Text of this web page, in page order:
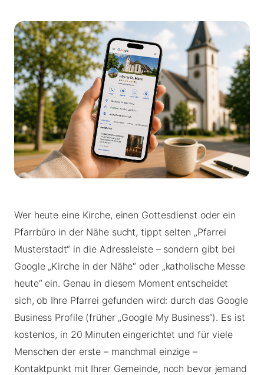
Wer heute eine Kirche, einen Gottesdienst oder ein
Pfarrbüro in der Nähe sucht, tippt selten „Pfarrei
Musterstadt“ in die Adressleiste – sondern gibt bei
Google „Kirche in der Nähe“ oder „katholische Messe
heute“ ein. Genau in diesem Moment entscheidet
sich, ob Ihre Pfarrei gefunden wird: durch das Google
Business Profile (früher „Google My Business“). Es ist
kostenlos, in 20 Minuten eingerichtet und für viele
Menschen der erste – manchmal einzige –
Kontaktpunkt mit Ihrer Gemeinde, noch bevor jemand